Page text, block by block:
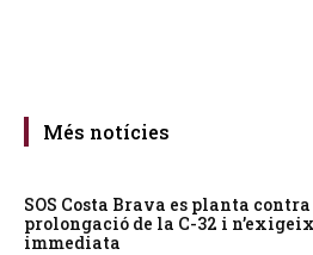
Més notícies
SOS Costa Brava es planta
prolongació de la C-32 i
immediata